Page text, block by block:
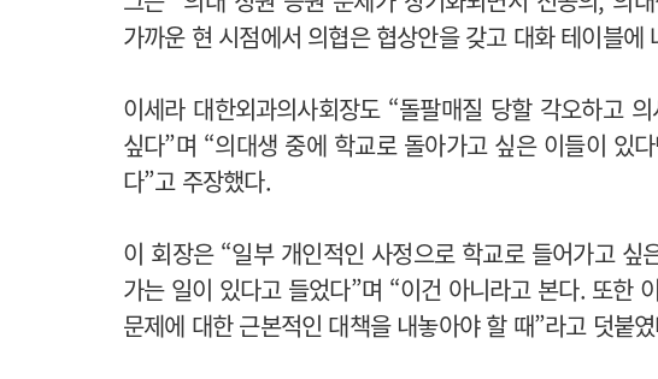
가까운 현 시점에서 의협은 협상안을 갖고 대화 테이블에
이세라 대한외과의사회장도 “돌팔매질 당할 각오하고
싶다”며 “의대생 중에 학교로 돌아가고 싶은 이들이 있
다”고 주장했다.
이 회장은 “일부 개인적인 사정으로 학교로 들어가고
가는 일이 있다고 들었다”며 “이건 아니라고 본다. 또한
문제에 대한 근본적인 대책을 내놓아야 할 때”라고 덧붙